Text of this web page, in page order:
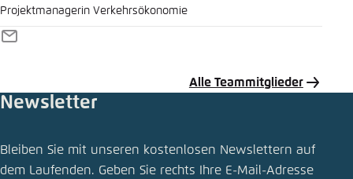
Projektmanagerin Verkehrsökonomie
E-
Alle Teammitglieder
Newsletter
Bleiben Sie mit unseren kostenlosen Newslettern auf
dem Laufenden. Geben Sie rechts Ihre E-Mail-Adresse